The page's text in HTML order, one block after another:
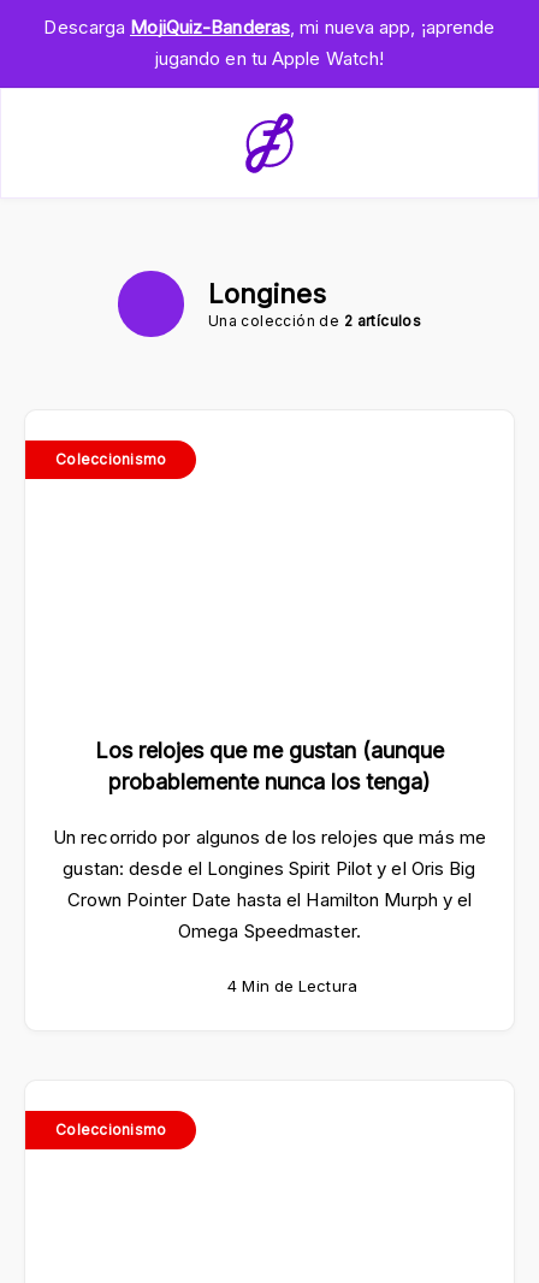
Descarga MojiQuiz-Banderas, mi nueva app, ¡aprende
jugando en tu Apple Watch!
Longines
Una colección de 2 artículos
Coleccionismo
Los relojes que me gustan (aunque
probablemente nunca los tenga)
Un recorrido por algunos de los relojes que más me
gustan: desde el Longines Spirit Pilot y el Oris Big
Crown Pointer Date hasta el Hamilton Murph y el
Omega Speedmaster.
4 Min de Lectura
Coleccionismo